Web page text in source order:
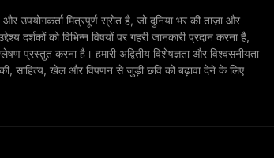
उपयोगकर्ता मित्रपूर्ण स्रोत है, जो दुनिया भर की ताज़ा और
दर्शकों को विभिन्न विषयों पर गहरी जानकारी प्रदान करना है,
प्रस्तुत करना है। हमारी अद्वितीय विशेषज्ञता और विश्वसनीयता
साहित्य, खेल और विपणन से जुड़ी छवि को बढ़ावा देने के लिए